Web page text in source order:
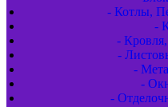
- Котлы,
-
-
-
-
-
-